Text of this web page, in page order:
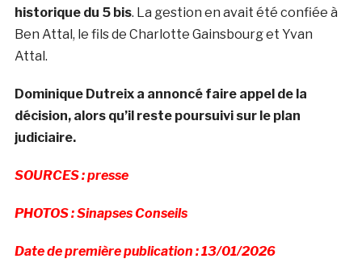
historique du 5 bis. La gestion en avait été confiée à
Ben Attal, le fils de Charlotte Gainsbourg et Yvan
Attal.
Dominique Dutreix a annoncé faire appel de la
décision, alors qu’il reste poursuivi sur le plan
judiciaire.
SOURCES : presse
PHOTOS : Sinapses Conseils
Date de première publication : 13/01/2026